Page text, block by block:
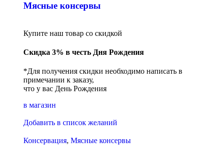
Мясные консервы
Купите наш товар со скидкой
Скидка 3% в честь Дня Рождения
*Для получения скидки необходимо написать в
примечании к заказу,
что у вас День Рождения
в магазин
Добавить в список желаний
Консервация, Мясные консервы